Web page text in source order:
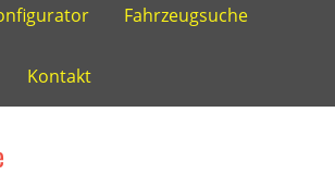
Fahrzeugsuche
Kontakt